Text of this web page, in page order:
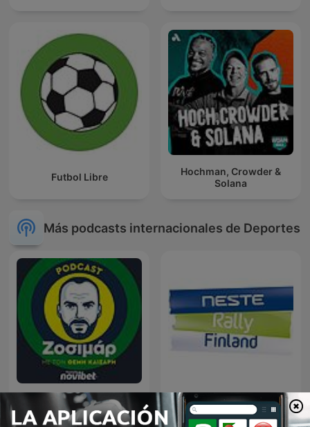
Futbol Libre
Hochman, Crowder &
Solana
Más podcasts internacionales de Deportes
Ζοσιμάρ Neste Ralli